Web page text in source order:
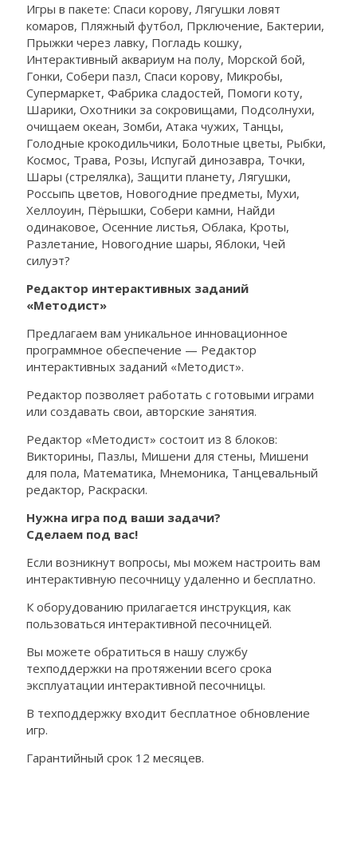
Игры в пакете: Спаси корову, Лягушки ловят
комаров, Пляжный футбол, Прключение, Бактерии,
Прыжки через лавку, Погладь кошку,
Интерактивный аквариум на полу, Морской бой,
Гонки, Собери пазл, Спаси корову, Микробы,
Супермаркет, Фабрика сладостей, Помоги коту,
Шарики, Охотники за сокровищами, Подсолнухи,
очищаем океан, Зомби, Атака чужих, Танцы,
Голодные крокодильчики, Болотные цветы, Рыбки,
Космос, Трава, Розы, Испугай динозавра, Точки,
Шары (стрелялка), Защити планету, Лягушки,
Россыпь цветов, Новогодние предметы, Мухи,
Хеллоуин, Пёрышки, Собери камни, Найди
одинаковое, Осенние листья, Облака, Кроты,
Разлетание, Новогодние шары, Яблоки, Чей
силуэт?
Редактор интерактивных заданий
«Методист»
Предлагаем вам уникальное инновационное
программное обеспечение — Редактор
интерактивных заданий «Методист».
Редактор позволяет работать с готовыми играми
или создавать свои, авторские занятия.
Редактор «Методист» состоит из 8 блоков:
Викторины, Пазлы, Мишени для стены, Мишени
для пола, Математика, Мнемоника, Танцевальный
редактор, Раскраски.
Нужна игра под ваши задачи?
Сделаем под вас!
Если возникнут вопросы, мы можем настроить вам
интерактивную песочницу удаленно и бесплатно.
К оборудованию прилагается инструкция, как
пользоваться интерактивной песочницей.
Вы можете обратиться в нашу службу
техподдержки на протяжении всего срока
эксплуатации интерактивной песочницы.
В техподдержку входит бесплатное обновление
игр.
Гарантийный срок 12 месяцев.